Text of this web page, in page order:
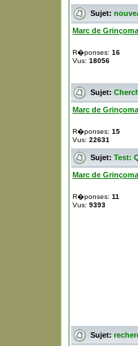
Sujet:
Marc de
R�ponses: 16
Vus: 18056
Sujet:
Marc de
R�ponses: 15
Vus: 22631
Sujet: Test:
Marc de
R�ponses: 11
Vus: 9393
Sujet: